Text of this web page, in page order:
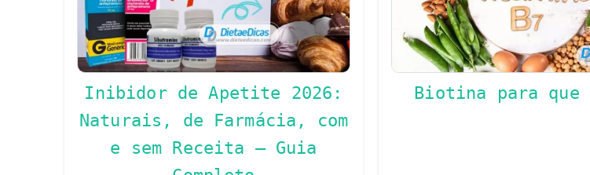
Inibidor de Apetite 2026:
Naturais, de Farmácia, com
e sem Receita — Guia
Biotina para que